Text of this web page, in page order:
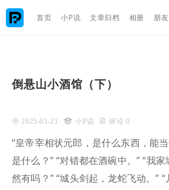
 首页 小P说 文章归档 相册 朋友
倒悬山小酒馆（下）
 2025-03-21  小P说  评论 0
“皇帝宰相状元郎，是什么东西，能
是什么？” “对错都在酒碗中。” “我
然有吗？” “城头剑起，龙蛇飞动。”